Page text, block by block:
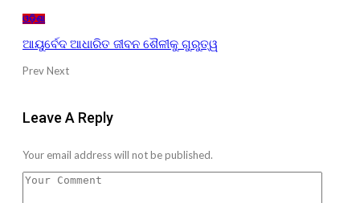
ଓଡ଼ିଶା
ଆୟୁର୍ବେଦ ଆଧାରିତ ଜୀବନ ଶୈଳୀକୁ ଗୁରୁତ୍ୱ
PrevNext
Leave A Reply
Your email address will not be published.